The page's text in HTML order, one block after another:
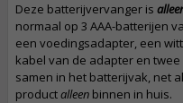
Deze batterijvervanger is
normaal op 3 AAA-batterijen
een voedingsadapter, een
kabel van de adapter en
samen in het batterijvak, net
productalleen binnen in huis.